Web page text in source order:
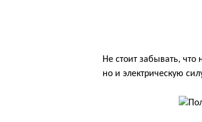
Не стоит забывать,
но и электрическую